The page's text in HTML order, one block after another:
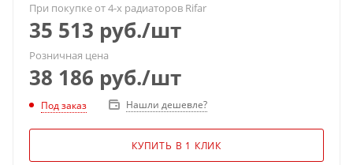
При покупке от 4-х радиаторов Rifar
35 513 руб./шт
Розничная цена
38 186 руб./шт
Под заказ Нашли дешевле?
КУПИТЬ В 1 КЛИК